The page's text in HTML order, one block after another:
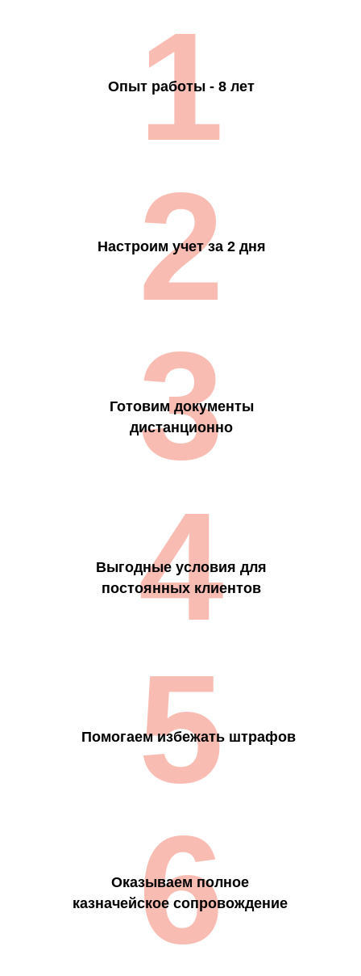
6
5
4
3
2
1
Опыт работы - 8 лет
Настроим учет за 2 дня
Готовим документы
дистанционно
Выгодные условия для
постоянных клиентов
Оказываем полное
казначейское сопровождение
Помогаем избежать штрафов